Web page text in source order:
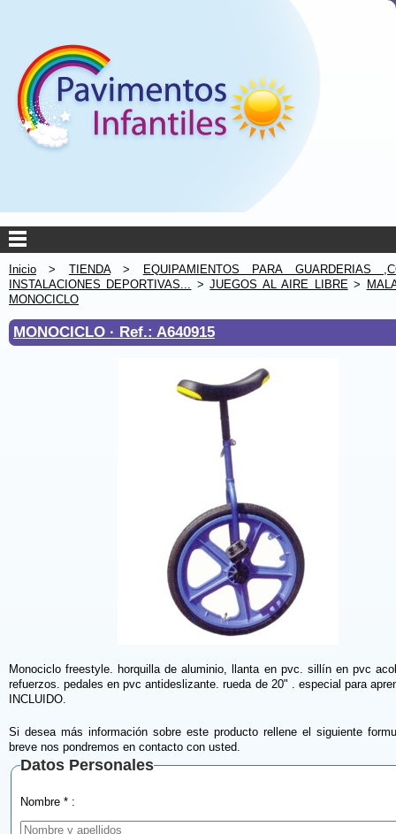
Inicio > TIENDA>
EQUIPAMIENTOS PARA GUARDERIAS
INSTALACIONES DEPORTIVAS... >JUEGOS AL AIRE LIBRE>
MONOCICLO
MONOCICLO · Ref.: A640915
Monociclo freestyle. horquilla de aluminio, llanta en pvc. sillín en pvc
refuerzos. pedales en pvc antideslizante. rueda de 20" . especial para
INCLUIDO.
Si desea más información sobre este producto rellene el siguiente
breve nos pondremos en contacto con usted.
Datos Personales
Nombre * :